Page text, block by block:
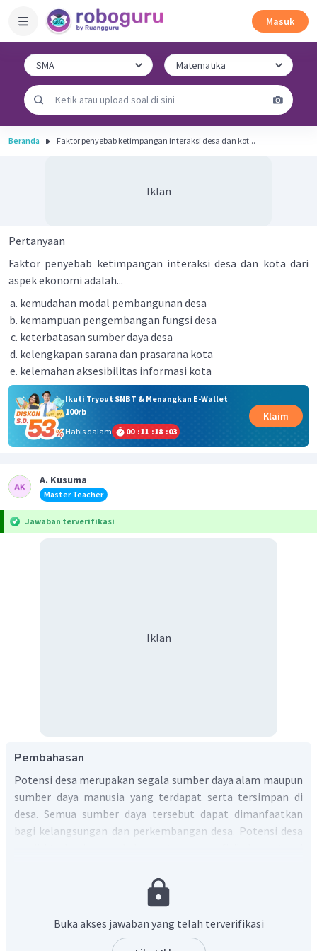
Masuk
Beranda Faktor penyebab ketimpangan interaksi desa dan kot...
Iklan
Pertanyaan
Faktor penyebab ketimpangan interaksi desa dan kota dari
aspek ekonomi adalah...
kemudahan modal pembangunan desa
kemampuan pengembangan fungsi desa
keterbatasan sumber daya desa
kelengkapan sarana dan prasarana kota
kelemahan aksesibilitas informasi kota
Ikuti Tryout SNBT & Menangkan E-Wallet
100rb
Habis dalam
00 :11 :18 :03
Klaim
A. Kusuma
Master Teacher
Jawaban terverifikasi
Iklan
Pembahasan
Potensi desa merupakan segala sumber daya alam maupun
sumber daya manusia yang terdapat serta tersimpan di
desa. Semua sumber daya tersebut dapat dimanfaatkan
bagi kelangsungan dan perkembangan desa. Potensi desa
penghidupan dari warga desa.
Air, digunakan untuk memenuhi kehidupan sehari-
Buka akses jawaban yang telah terverifikasi